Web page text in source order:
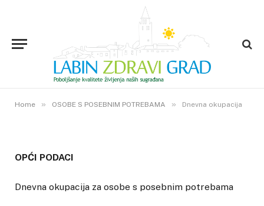
Home » OSOBE S POSEBNIM POTREBAMA » Dnevna okupacija
OSOBE S POSEBNIM POTREBAMA
Dnevna okupacija
8. LIPNJA 2011. 3VIEWS
OPĆI PODACI
Dnevna okupacija za osobe s posebnim potrebama